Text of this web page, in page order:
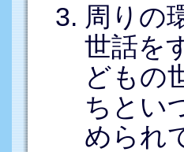
周りの
世話を
どもの
ちとい
められ